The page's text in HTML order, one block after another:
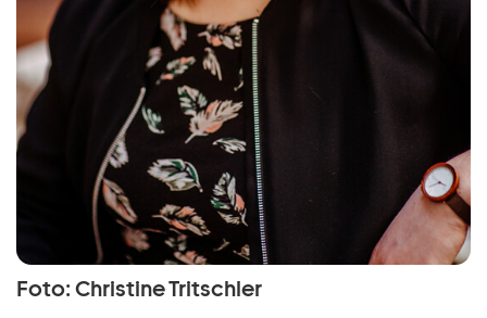
Foto: Christine Tritschler